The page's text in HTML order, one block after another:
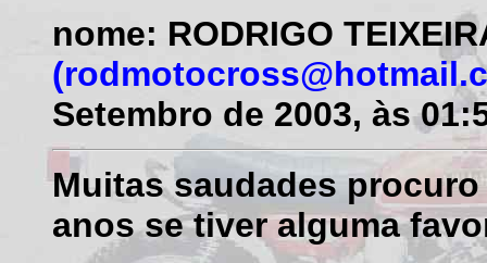
nome: RODRIGO
Setembro de 2003, às
Muitas saudades
anos se tiver alguma